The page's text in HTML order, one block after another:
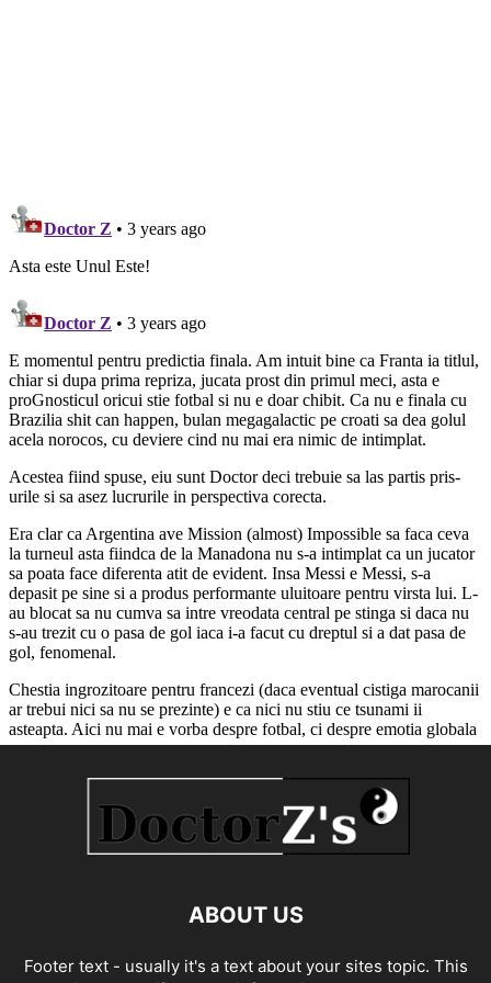
ABOUT US
Footer text - usually it's a text about your sites topic. This